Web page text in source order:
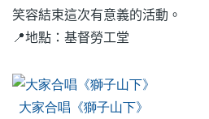
笑容結束這次有意義的活動。
📍地點：基督勞工堂
大家合唱《獅子山下》